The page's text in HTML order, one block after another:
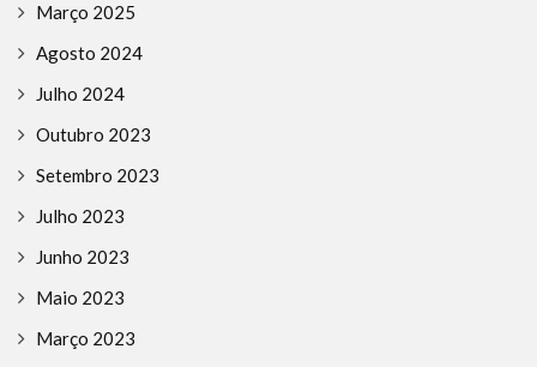
Março 2025
Agosto 2024
Julho 2024
Outubro 2023
Setembro 2023
Julho 2023
Junho 2023
Maio 2023
Março 2023